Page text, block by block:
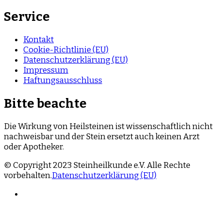
Service
Kontakt
Cookie-Richtlinie (EU)
Datenschutzerklärung (EU)
Impressum
Haftungsausschluss
Bitte beachte
Die Wirkung von Heilsteinen ist wissenschaftlich nicht
nachweisbar und der Stein ersetzt auch keinen Arzt
oder Apotheker.
© Copyright 2023 Steinheilkunde e.V. Alle Rechte
vorbehalten.Datenschutzerklärung (EU)